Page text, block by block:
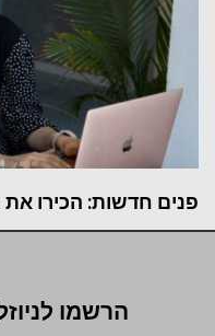
פנים חדשות: הכירו את
הרשמו